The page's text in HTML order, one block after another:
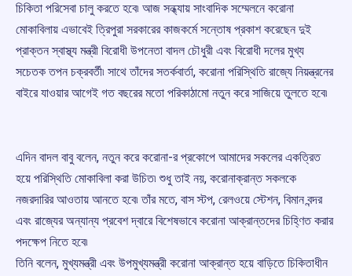
চিকিতা পরিসেবা চালু করতে হবে৷ আজ সন্ধ্যায় সাংবাদিক সম্মেলনে করোনা
মোকাবিলায় এভাবেই ত্রিপুরা সরকারের কাজকর্মে সন্তোষ প্রকাশ করেছেন দুই
প্রাক্তন স্বাস্থ্য মন্ত্রী বিরোধী উপনেতা বাদল চৌধুরী এবং বিরোধী দলের মুখ্য
সচেতক তপন চক্রবর্তী৷ সাথে তাঁদের সতর্কবার্তা, করোনা পরিস্থিতি রাজ্যে নিয়ন্ত্রনের
বাইরে যাওয়ার আগেই গত বছরের মতো পরিকাঠামো নতুন করে সাজিয়ে তুলতে হবে৷
এদিন বাদল বাবু বলেন, নতুন করে করোনা-র প্রকোপে আমাদের সকলের একত্রিত
হয়ে পরিস্থিতি মোকাবিলা করা উচিত৷ শুধু তাই নয়, করোনাক্রান্ত সকলকে
নজরদারির আওতায় আনতে হবে৷ তাঁর মতে, বাস স্টপ, রেলওয়ে স্টেশন, বিমান বন্দর
এবং রাজ্যের অন্যান্য প্রবেশ দ্বারে বিশেষভাবে করোনা আক্রান্তদের চিহ্ণিত করার
পদক্ষেপ নিতে হবে৷
তিনি বলেন, মুখ্যমন্ত্রী এবং উপমুখ্যমন্ত্রী করোনা আক্রান্ত হয়ে বাড়িতে চিকিতাধীন